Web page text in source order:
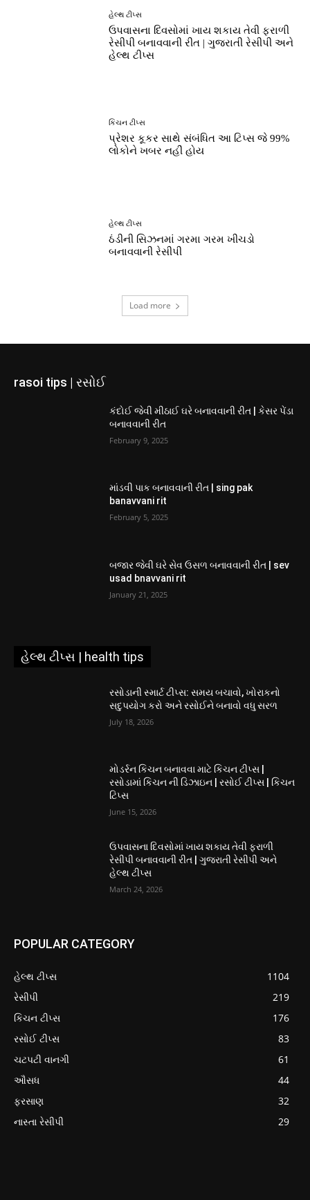
હેલ્થ ટીપ્સ
ઉપવાસના દિવસોમાં ખાય શકાય તેવી ફરાળી
રેસીપી બનાવવાની રીત | ગુજરાતી રેસીપી અને
હેલ્થ ટીપ્સ
કિચન ટીપ્સ
પ્રેશર કૂકર સાથે સંબંધિત આ ટિપ્સ જે 99%
લોકોને ખબર નહીં હોય
હેલ્થ ટીપ્સ
ઠંડીની સિઝનમાં ગરમા ગરમ ખીચડો
બનાવવાની રેસીપી
Load more
rasoi tips | રસોઈ
કંદોઈ જેવી મીઠાઈ ઘરે બનાવવાની રીત | કેસર પેંડા
બનાવવાની રીત
February 9, 2025
માંડવી પાક બનાવવાની રીત | sing pak
banavvani rit
February 5, 2025
બજાર જેવી ઘરે સેવ ઉસળ બનાવવાની રીત | sev
usad bnavvani rit
January 21, 2025
હેલ્થ ટીપ્સ | health tips
રસોડાની સ્માર્ટ ટીપ્સ: સમય બચાવો, ખોરાકનો
સદુપયોગ કરો અને રસોઈને બનાવો વધુ સરળ
July 18, 2026
મોડર્રન કિચન બનાવવા માટે કિચન ટીપ્સ |
રસોડામાં કિચન ની ડિઝાઇન | રસોઈ ટીપ્સ | કિચન
ટિપ્સ
June 15, 2026
ઉપવાસના દિવસોમાં ખાય શકાય તેવી ફરાળી
રેસીપી બનાવવાની રીત | ગુજરાતી રેસીપી અને
હેલ્થ ટીપ્સ
March 24, 2026
POPULAR CATEGORY
હેલ્થ ટીપ્સ
1104
રેસીપી
219
કિચન ટીપ્સ
176
રસોઈ ટીપ્સ
83
ચટપટી વાનગી
61
ઔસધ
44
ફરસાણ
32
નાસ્તા રેસીપી
29